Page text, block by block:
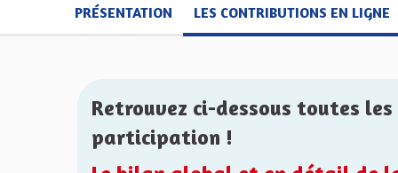
PRÉSENTATION LES CONTRIBUTIONS EN LIGNE
Retrouvez ci-dessous toutes
participation !